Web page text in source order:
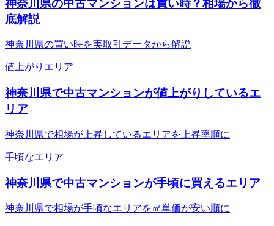
神奈川県の中古マンションは買い時？相場から徹
底解説
神奈川県の買い時を実取引データから解説
値上がりエリア
神奈川県で中古マンションが値上がりしているエ
リア
神奈川県で相場が上昇しているエリアを上昇率順に
手頃なエリア
神奈川県で中古マンションが手頃に買えるエリア
神奈川県で相場が手頃なエリアを㎡単価が安い順に